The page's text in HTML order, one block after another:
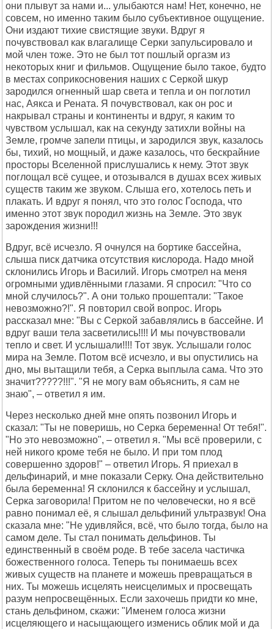
они плывут за нами и... улыбаются нам! Нет, конечно, не
совсем, но именно таким было субъективное ощущение.
Они издают тихие свистящие звуки. Вдруг я
почувствовал как влагалище Серки запульсировало и
мой член тоже. Это не был тот пошлый оргазм из
некоторых книг и фильмов. Ощущение было такое, будто
в местах соприкосновения наших с Серкой шкур
зародился огненный шар света и тепла и он поглотил
нас, Аякса и Рената. Я почувствовал, как он рос и
накрывал страны и континенты и вдруг, я каким то
чувством услышал, как на секунду затихли войны на
Земле, громче запели птицы, и зародился звук, казалось
бы, тихий, но мощный, и даже казалось, что бескрайние
просторы Вселенной прислушались к нему. Этот звук
поглощал всё сущее, и отозывался в душах всех живых
существ таким же звуком. Слыша его, хотелось петь и
плакать. И вдруг я понял, что это голос Господа, что
именно этот звук породил жизнь на Земле. Это звук
зарождения жизни!!!
Вдруг, всё исчезло. Я очнулся на бортике бассейна,
слыша писк датчика отсутствия кислорода. Надо мной
склонились Игорь и Василий. Игорь смотрел на меня
огромными удивлёнными глазами. Я спросил: "Что со
мной случилось?". А они только прошептали: "Такое
невозможно?!". Я повторил свой вопрос. Игорь
рассказал мне: "Вы с Серкой забавлялись в бассейне. И
вдруг ваши тела засветились!!!! И мы почувствовали
тепло и свет. И услышали!!!! Тот звук. Услышали голос
мира на Земле. Потом всё исчезло, и вы опустились на
дно, мы вытащили тебя, а Серка выплыла сама. Что это
значит?????!!!". "Я не могу вам объяснить, я сам не
знаю", – ответил я им.
Через несколько дней мне опять позвонил Игорь и
сказал: "Ты не поверишь, но Серка беременна! От тебя!".
"Но это невозможно", – ответил я. "Мы всё проверили, с
ней никого кроме тебя не было. И при том плод
совершенно здоров!" – ответил Игорь. Я приехал в
дельфинарий, и мне показали Серку. Она действительно
была беременна! Я склонился к бассейну и услышал,
Серка заговорила! Притом не по человечески, но я всё
равно понимал её, я слышал дельфиний ультразвук! Она
сказала мне: "Не удивляйся, всё, что было тогда, было на
самом деле. Ты стал понимать дельфинов. Ты
единственный в своём роде. В тебе засела частичка
божественного голоса. Теперь ты понимаешь всех
живых существ на планете и можешь превращаться в
них. Ты можешь исцелять неисцелимых и просвещать
разум непросвещённых. Если захочешь придти ко мне,
стань дельфином, скажи: "Именем голоса жизни
исцеляющего и насыщающего изменись облик мой и да